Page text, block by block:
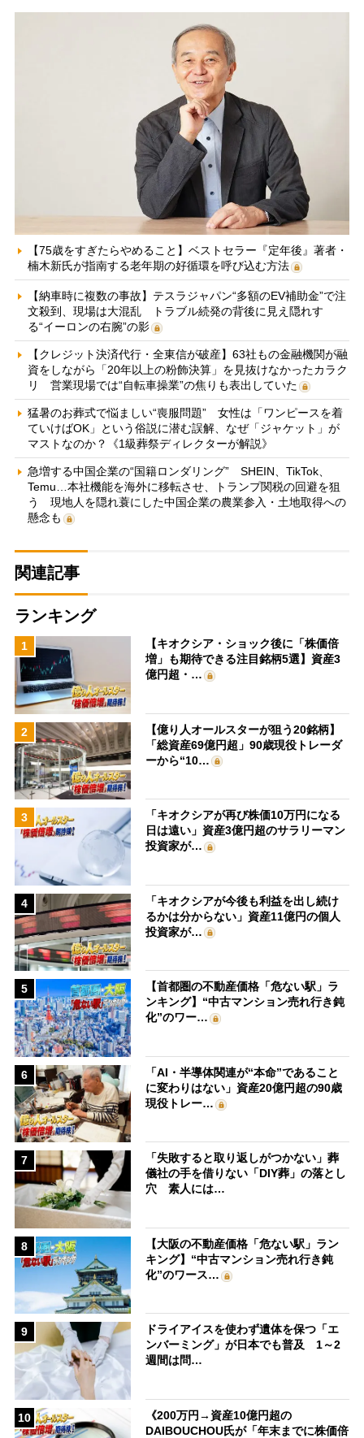
【75歳をすぎたらやめること】ベストセラー『定年後』著者・
楠木新氏が指南する老年期の好循環を呼び込む方法
【納車時に複数の事故】テスラジャパン“多額のEV補助金”で注
文殺到、現場は大混乱 トラブル続発の背後に見え隠れす
る“イーロンの右腕”の影
【クレジット決済代行・全東信が破産】63社もの金融機関が融
資をしながら「20年以上の粉飾決算」を見抜けなかったカラク
リ 営業現場では“自転車操業”の焦りも表出していた
猛暑のお葬式で悩ましい“喪服問題” 女性は「ワンピースを着
ていけばOK」という俗説に潜む誤解、なぜ「ジャケット」が
マストなのか？《1級葬祭ディレクターが解説》
急増する中国企業の“国籍ロンダリング” SHEIN、TikTok、
Temu…本社機能を海外に移転させ、トランプ関税の回避を狙
う 現地人を隠れ蓑にした中国企業の農業参入・土地取得への
懸念も
関連記事
ランキング
1
【キオクシア・ショック後に「株価倍
増」も期待できる注目銘柄5選】資産3
億円超・…
2
【億り人オールスターが狙う20銘柄】
「総資産69億円超」90歳現役トレーダ
ーから“10…
3
「キオクシアが再び株価10万円になる
日は遠い」資産3億円超のサラリーマン
投資家が…
4
「キオクシアが今後も利益を出し続け
るかは分からない」資産11億円の個人
投資家が…
5
【首都圏の不動産価格「危ない駅」ラ
ンキング】“中古マンション売れ行き鈍
化”のワー…
6
「AI・半導体関連が“本命”であること
に変わりはない」資産20億円超の90歳
現役トレー…
7
「失敗すると取り返しがつかない」葬
儀社の手を借りない「DIY葬」の落とし
穴 素人には…
8
【大阪の不動産価格「危ない駅」ラン
キング】“中古マンション売れ行き鈍
化”のワース…
9
ドライアイスを使わず遺体を保つ「エ
ンバーミング」が日本でも普及 1～2
週間は問…
10
《200万円→資産10億円超の
DAIBOUCHOU氏が「年末までに株価倍